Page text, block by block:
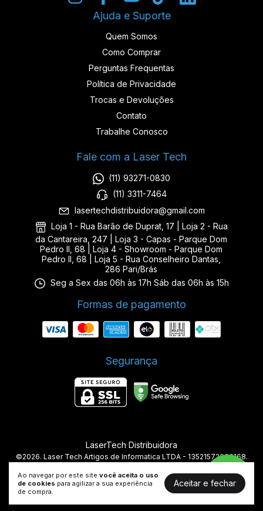
Ao navegar por este site você aceita o uso
de cookies para agilizar a sua experiência
de compra.
Aceitar e fechar
Ajuda e Suporte
Quem Somos
Como Comprar
Perguntas Frequentas
Política de Privacidade
Trocas e Devoluções
Contato
Trabalhe Conosco
Fale com a Laser Tech
(11) 93271-0830
(11) 3311-7464
lasertechdistribuidora@gmail.com
Loja 1 - Rua Barão de Duprat, 17 | Loja 2 - Rua
da Cantareira, 247 | Loja 3 - Capas - Parque Dom
Pedro II, 68 | Loja 4 - Showroom - Parque Dom
Pedro II, 68 | Loja 5 - Rua Conselheiro Dantas,
286 Pari/Brás
Seg a Sex das 06h às 17h Sáb das 06h às 15h
Formas de pagamento
Segurança
LaserTech Distribuidora
©2026. Laser Tech Artigos de Informatica LTDA - 13521572000168.